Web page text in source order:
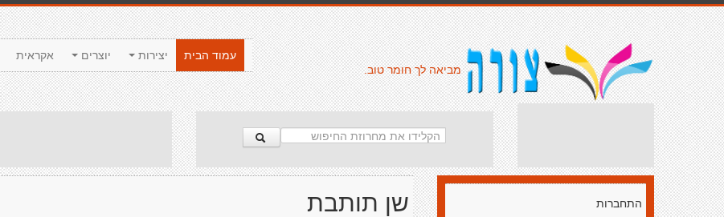
אקראית יוצרים יצירות
עמוד הבית
מביאה לך חומר טוב.
שן תותבת התחברות